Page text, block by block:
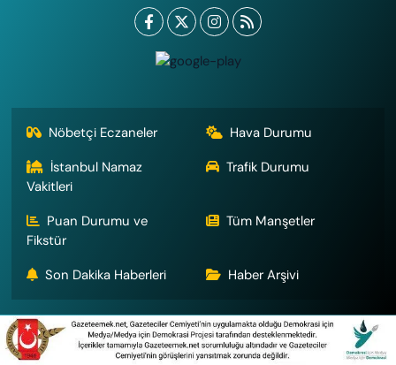
Nöbetçi Eczaneler
Hava Durumu
İstanbul Namaz
Vakitleri
Trafik Durumu
Puan Durumu ve
Fikstür
Tüm Manşetler
Son Dakika Haberleri Haber Arşivi